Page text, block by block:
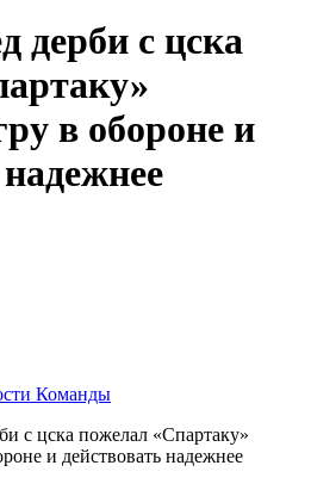
дерби с цска
в обороне и
Команды